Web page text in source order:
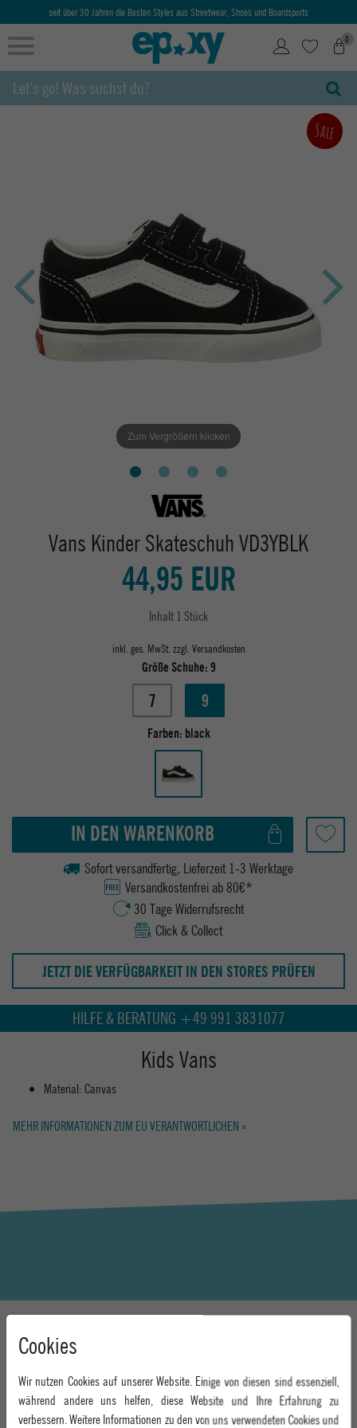
seit über 30 Jahren die Besten Styles aus Streetwear, Shoes und Boardsports
0
Zum Vergrößern klicken
Sale
Vans Kinder Skateschuh VD3YBLK
44,95 EUR
Inhalt 1 Stück
inkl. ges. MwSt. zzgl. Versandkosten
Größe Schuhe:9
7 9
Farben: black
IN DEN WARENKORB
Sofort versandfertig, Lieferzeit 1-3 Werktage
Versandkostenfrei ab 80€*
30 Tage Widerrufsrecht
Click & Collect
JETZT DIE VERFÜGBARKEIT IN DEN STORES PRÜFEN
HILFE & BERATUNG +49 991 3831077
Kids Vans
Material: Canvas
MEHR INFORMATIONEN ZUM EU VERANTWORTLICHEN »
DAS KÖNNTE DIR AUCH GEFALLEN
-44% -25%
Cookies
Wir nutzen Cookies auf unserer Website. Einige von diesen sind essenziell,
während andere uns helfen, diese Website und Ihre Erfahrung zu
verbessern. Weitere Informationen zu den von uns verwendeten Cookies und